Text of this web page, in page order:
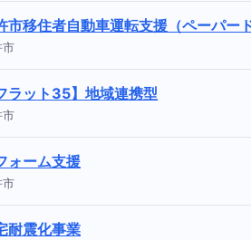
市移住者自動車運転支援（ペーパー
市
ラット35】地域連携型
市
ォーム支援
市
耐震化事業